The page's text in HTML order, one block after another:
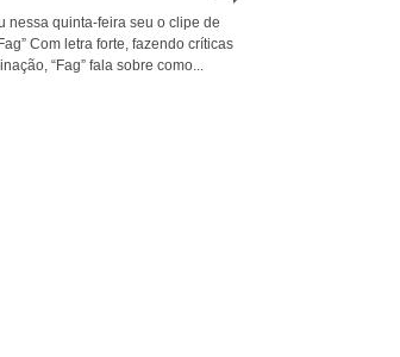
nessa quinta-feira seu o clipe de
Com letra forte, fazendo críticas
“Fag” fala sobre como...